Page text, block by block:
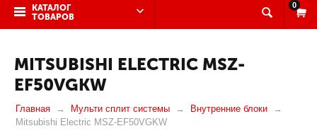
КАТАЛОГ
ТОВАРОВ
0
MITSUBISHI ELECTRIC MSZ-
EF50VGKW
Главная Мульти сплит системы
Внутренние блоки
Mitsubishi Electric MSZ-EF50VGKW